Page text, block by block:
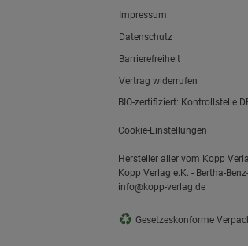
Link zum/zur
Impressum
Link zum/zur
Datenschutz
Link zum/zur
Barrierefreiheit
Vertrag widerrufen
BIO-zertifiziert: Kontrollstelle
Cookie-Einstellungen
Hersteller aller vom Kopp
Kopp Verlag e.K. - Bertha-
info@kopp-verlag.de
♻ Gesetzeskonforme